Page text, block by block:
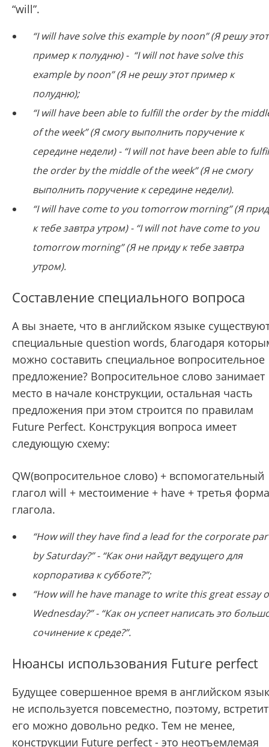
“will”.
“I will have solve this example by noon” (Я решу этот
пример к полудню) - “I will not have solve this
example by noon” (Я не решу этот пример к
полудню);
“I will have been able to fulfill the order by the
of the week” (Я смогу выполнить поручение к
середине недели) - “I will not have been able to
the order by the middle of the week” (Я не смогу
выполнить поручение к середине недели).
“I will have come to you tomorrow morning” (Я
к тебе завтра утром) - “I will not have come to you
tomorrow morning” (Я не приду к тебе завтра
утром).
Составление специального вопроса
А вы знаете, что в английском языке
специальные question words, благодаря
можно составить специальное вопросительное
предложение? Вопросительное слово занимает
место в начале конструкции, остальная часть
предложения при этом строится по правилам
Future Perfect. Конструкция вопроса имеет
следующую схему:
QW(вопросительное слово) + вспомогательный
глагол will + местоимение + have + третья форма
глагола.
“How will they have find a lead for the corporate
by Saturday?” - “Как они найдут ведущего для
корпоратива к субботе?”;
“How will he have manage to write this great essay
Wednesday?” - “Как он успеет написать это
сочинение к среде?”.
Нюансы использования Future perfect
Будущее совершенное время в английском
не используется повсеместно, поэтому,
его можно довольно редко. Тем не менее,
конструкции Future perfect - это неотъемлемая